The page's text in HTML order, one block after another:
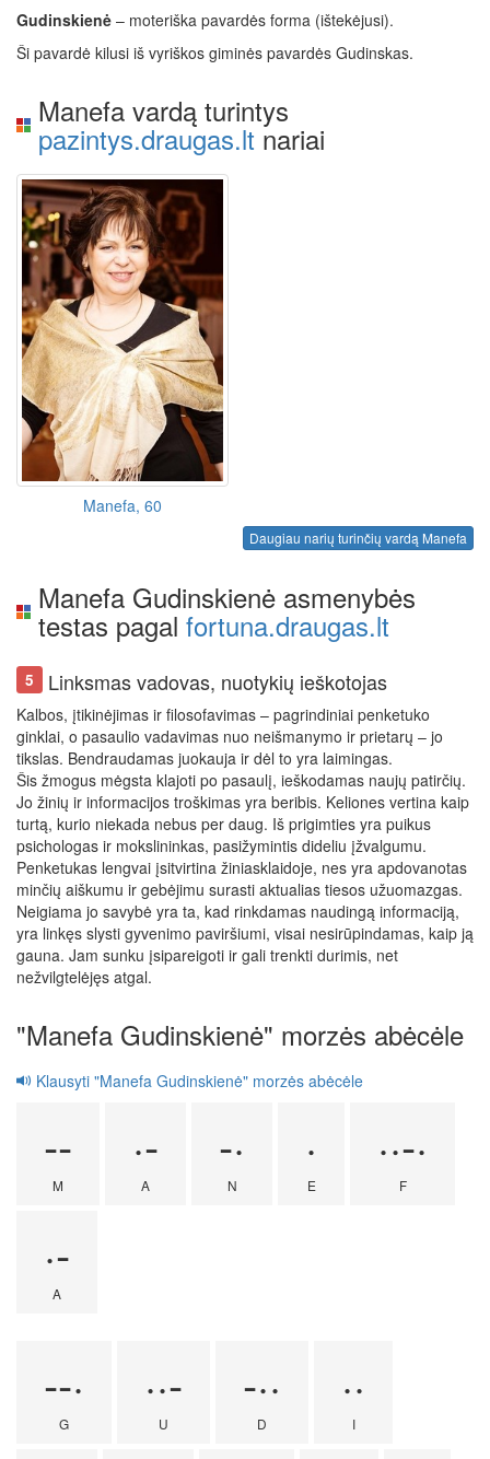
Gudinskienė – moteriška pavardės forma (ištekėjusi).
Ši pavardė kilusi iš vyriškos giminės pavardės Gudinskas.
Manefa vardą turintys
pazintys.draugas.lt nariai
Manefa, 60
Daugiau narių turinčių vardą Manefa
Manefa Gudinskienė asmenybės
testas pagal fortuna.draugas.lt
5 Linksmas vadovas, nuotykių ieškotojas
Kalbos, įtikinėjimas ir filosofavimas – pagrindiniai penketuko
ginklai, o pasaulio vadavimas nuo neišmanymo ir prietarų – jo
tikslas. Bendraudamas juokauja ir dėl to yra laimingas.
Šis žmogus mėgsta klajoti po pasaulį, ieškodamas naujų patirčių.
Jo žinių ir informacijos troškimas yra beribis. Keliones vertina kaip
turtą, kurio niekada nebus per daug. Iš prigimties yra puikus
psichologas ir mokslininkas, pasižymintis dideliu įžvalgumu.
Penketukas lengvai įsitvirtina žiniasklaidoje, nes yra apdovanotas
minčių aiškumu ir gebėjimu surasti aktualias tiesos užuomazgas.
Neigiama jo savybė yra ta, kad rinkdamas naudingą informaciją,
yra linkęs slysti gyvenimo paviršiumi, visai nesirūpindamas, kaip ją
gauna. Jam sunku įsipareigoti ir gali trenkti durimis, net
nežvilgtelėjęs atgal.
"Manefa Gudinskienė" morzės abėcėle
Klausyti "Manefa Gudinskienė" morzės abėcėle
--
M
·-
A
-·
N
·
E
··-·
F
·-
A
--·
G
··-
U
-··
D
··
I